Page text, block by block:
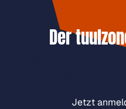
Der
Jetzt
Jetzt